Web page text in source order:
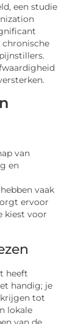
een studie
chronische
van
en
vaak
ervoor
kiest voor
heeft
handig; je
tot
lokale
van de